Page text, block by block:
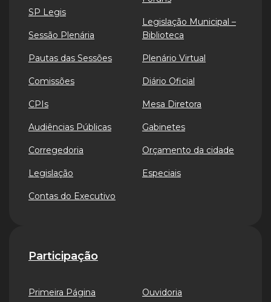
SP Legis
Sessão Plenária
Pautas das Sessões
Comissões
CPIs
Audiências Públicas
Corregedoria
Legislação
Contas do Executivo
Legislação Municipal –
Biblioteca
Plenário Virtual
Diário Oficial
Mesa Diretora
Gabinetes
Orçamento da cidade
Especiais
Participação
Primeira Página Ouvidoria